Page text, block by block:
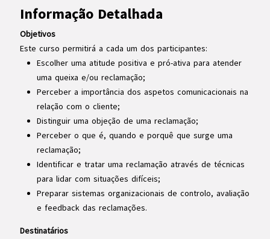
Informação Detalhada
Objetivos
Este curso permitirá a cada um dos participantes:
Escolher uma atitude positiva e pró-ativa para atender
uma queixa e/ou reclamação;
Perceber a importância dos aspetos comunicacionais na
relação com o cliente;
Distinguir uma objeção de uma reclamação;
Perceber o que é, quando e porquê que surge uma
reclamação;
Identificar e tratar uma reclamação através de técnicas
para lidar com situações difíceis;
Preparar sistemas organizacionais de controlo, avaliação
e feedback das reclamações.
Destinatários